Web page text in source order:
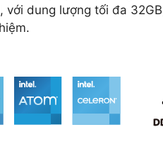
với dung lượng tối đa